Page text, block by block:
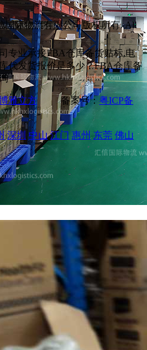
国际物流有限公司版权所有. All
专业承接FBA仓库备货贴标,电
代发货报价是多少？FBA仓库备
！
雅立方备案号： 粤ICP备
深圳 中山 江门 惠州 东莞 佛山